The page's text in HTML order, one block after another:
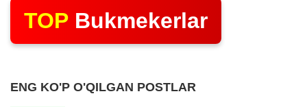
TOP Bukmekerlar
ENG KO'P O'QILGAN POSTLAR